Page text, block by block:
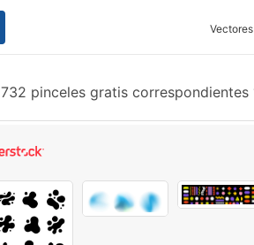
Vectores
732 pinceles gratis correspondientes